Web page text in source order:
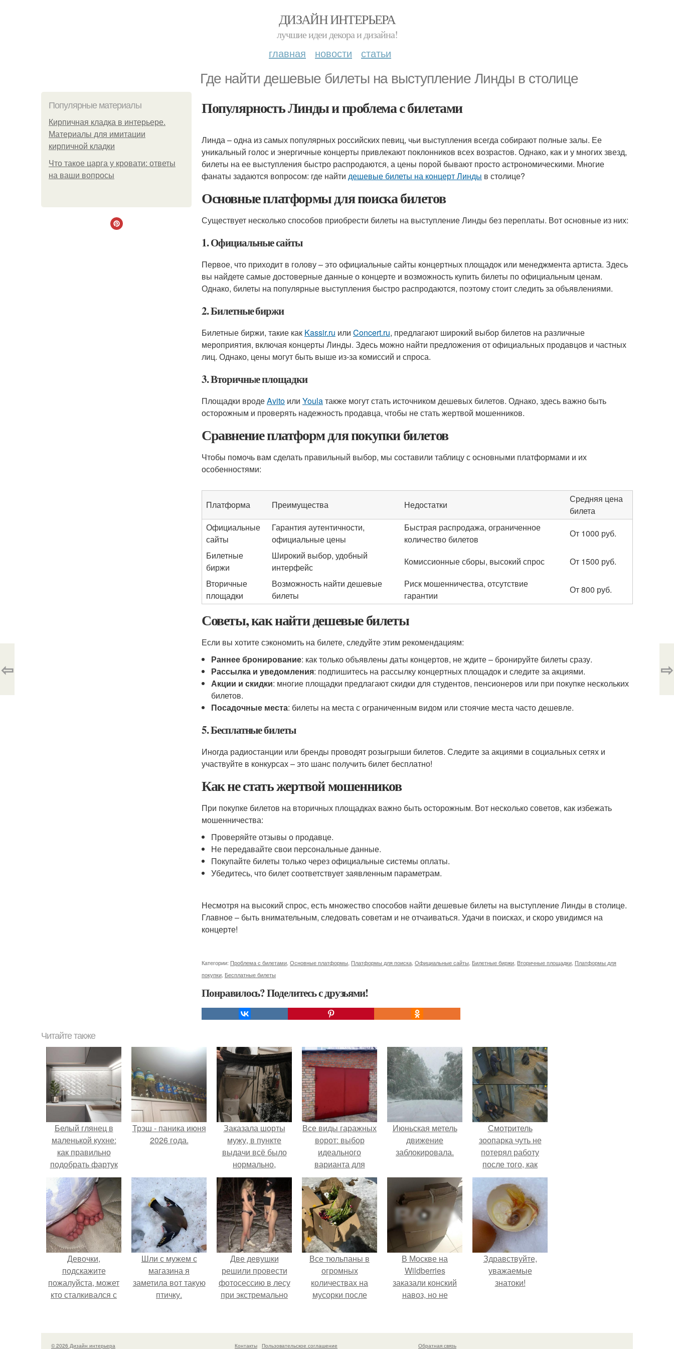
ДИЗАЙН ИНТЕРЬЕРА
лучшие идеи декора и дизайна!
главная новости статьи
Где найти дешевые билеты на выступление Линды в столице
Популярные материалы
Кирпичная кладка в интерьере.
Материалы для имитации
кирпичной кладки
Что такое царга у кровати: ответы
на ваши вопросы
Популярность Линды и проблема с билетами
Линда – одна из самых популярных российских певиц, чьи выступления всегда собирают полные залы. Ее
уникальный голос и энергичные концерты привлекают поклонников всех возрастов. Однако, как и у многих звезд,
билеты на ее выступления быстро распродаются, а цены порой бывают просто астрономическими. Многие
фанаты задаются вопросом: где найти дешевые билеты на концерт Линды в столице?
Основные платформы для поиска билетов
Существует несколько способов приобрести билеты на выступление Линды без переплаты. Вот основные из них:
1. Официальные сайты
Первое, что приходит в голову – это официальные сайты концертных площадок или менеджмента артиста. Здесь
вы найдете самые достоверные данные о концерте и возможность купить билеты по официальным ценам.
Однако, билеты на популярные выступления быстро распродаются, поэтому стоит следить за объявлениями.
2. Билетные биржи
Билетные биржи, такие как Kassir.ru или Concert.ru, предлагают широкий выбор билетов на различные
мероприятия, включая концерты Линды. Здесь можно найти предложения от официальных продавцов и частных
лиц. Однако, цены могут быть выше из-за комиссий и спроса.
3. Вторичные площадки
Площадки вродеAvito или Youlaтакже могут стать источником дешевых билетов. Однако, здесь важно быть
осторожным и проверять надежность продавца, чтобы не стать жертвой мошенников.
Сравнение платформ для покупки билетов
Чтобы помочь вам сделать правильный выбор, мы составили таблицу с основными платформами и их
особенностями:
Платформа Преимущества Недостатки
Средняя цена
билета
Официальные
сайты
Гарантия аутентичности,
официальные цены
Быстрая распродажа, ограниченное
количество билетов
От 1000 руб.
Билетные
биржи
Широкий выбор, удобный
интерфейс
Комиссионные сборы, высокий спрос
От 1500 руб.
Вторичные
площадки
Возможность найти дешевые
билеты
Риск мошенничества, отсутствие
гарантии
От 800 руб.
Советы, как найти дешевые билеты
Если вы хотите сэкономить на билете, следуйте этим рекомендациям:
Раннее бронирование: как только объявлены даты концертов, не ждите – бронируйте билеты сразу.
Рассылка и уведомления: подпишитесь на рассылку концертных площадок и следите за акциями.
Акции и скидки: многие площадки предлагают скидки для студентов, пенсионеров или при покупке нескольких
билетов.
Посадочные места: билеты на места с ограниченным видом или стоячие места часто дешевле.
5. Бесплатные билеты
Иногда радиостанции или бренды проводят розыгрыши билетов. Следите за акциями в социальных сетях и
участвуйте в конкурсах – это шанс получить билет бесплатно!
Как не стать жертвой мошенников
При покупке билетов на вторичных площадках важно быть осторожным. Вот несколько советов, как избежать
мошенничества:
Проверяйте отзывы о продавце.
Не передавайте свои персональные данные.
Покупайте билеты только через официальные системы оплаты.
Убедитесь, что билет соответствует заявленным параметрам.
Несмотря на высокий спрос, есть множество способов найти дешевые билеты на выступление Линды в столице.
Главное – быть внимательным, следовать советам и не отчаиваться. Удачи в поисках, и скоро увидимся на
концерте!
Категории: Проблема с билетами Основные платформы Платформы для поиска Официальные сайты Билетные биржи Вторичные площадки Платформы для
покупки Бесплатные билеты
Понравилось? Поделитесь с друзьями!
⇦ ⇨
Читайте также
Белый глянец в
маленькой кухне:
как правильно
подобрать фартук
из плитки
Трэш - паника июня
2026 года.
Заказала шорты
мужу, в пункте
выдачи всё было
нормально,
примерил все
хорошо, ничего не
предвещало беды.
Все виды гаражных
ворот: выбор
идеального
варианта для
вашего гаража
Июньская метель
движение
заблокировала.
Смотритель
зоопарка чуть не
потерял работу
после того, как
камеры заметили,
как он ночью
пробирается в
вольер к горилле.
Девочки,
подскажите
пожалуйста, может
кто сталкивался с
Шли с мужем с
магазина я
заметила вот такую
птичку.
Две девушки
решили провести
фотосессию в лесу
при экстремально
достигавших - 35
градусов.
Все тюльпаны в
огромных
количествах на
мусорки после
В Москве на
Wildberries
заказали конский
навоз, но не
Здравствуйте,
уважаемые
знатоки!
© 2026 Дизайн интерьера Контакты Пользовательское соглашение Обратная связь